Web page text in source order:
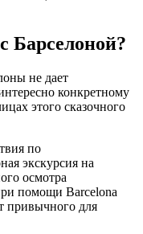
Барселоной?
не дает
конкретному
этого сказочного
по
экскурсия на
осмотра
помощи Barcelona
привычного для